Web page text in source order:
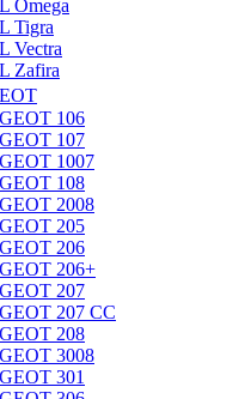
Omega
Tigra
Vectra
Zafira
106
107
1007
108
2008
205
206
206+
207
207 CC
208
3008
301